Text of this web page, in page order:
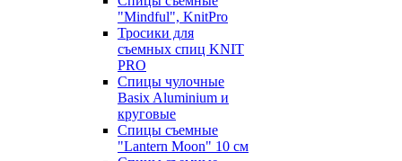
"Mindful", KnitPro
Тросики для
съемных спиц KNIT
PRO
Спицы чулочные
Basix Aluminium и
круговые
Спицы съемные
"Lantern Moon" 10 см